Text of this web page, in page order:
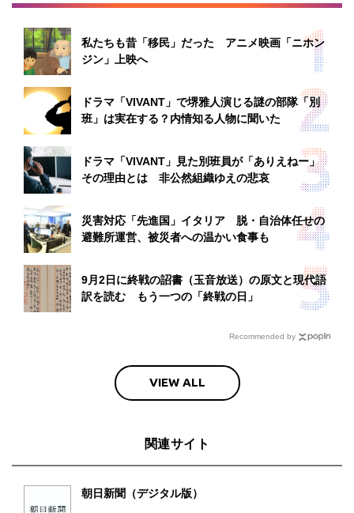
私たちも昔「移民」だった アニメ映画「ニホン
ジン」上映へ
ドラマ「VIVANT」で堺雅人演じる謎の部隊「別
班」は実在する？内情知る人物に聞いた
ドラマ「VIVANT」見た別班員が「ありえねー」
その理由とは 非公然組織ゆえの悲哀
災害対応「先進国」イタリア 脱・自治体任せの
避難所運営、被災者への温かい食事も
9月2日に終戦の詔書（玉音放送）の原文と現代語
訳を読む もう一つの「終戦の日」
Recommended by
VIEW ALL
関連サイト
朝日新聞（デジタル版）